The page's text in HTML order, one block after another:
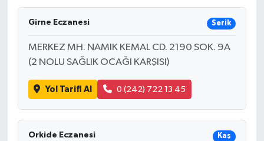
Girne Eczanesi Serik
MERKEZ MH. NAMIK KEMAL CD. 2190 SOK. 9A
(2 NOLU SAĞLIK OCAĞI KARŞISI)
Yol Tarifi Al 0 (242) 722 13 45
Orkide Eczanesi Kaş